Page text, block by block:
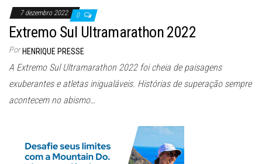
7 dezembro 2022 0
Extremo Sul Ultramarathon 2022
Por HENRIQUE PRESSE
A Extremo Sul Ultramarathon 2022 foi cheia de paisagens
exuberantes e atletas inigualáveis. Histórias de superação sempre
acontecem no abismo…